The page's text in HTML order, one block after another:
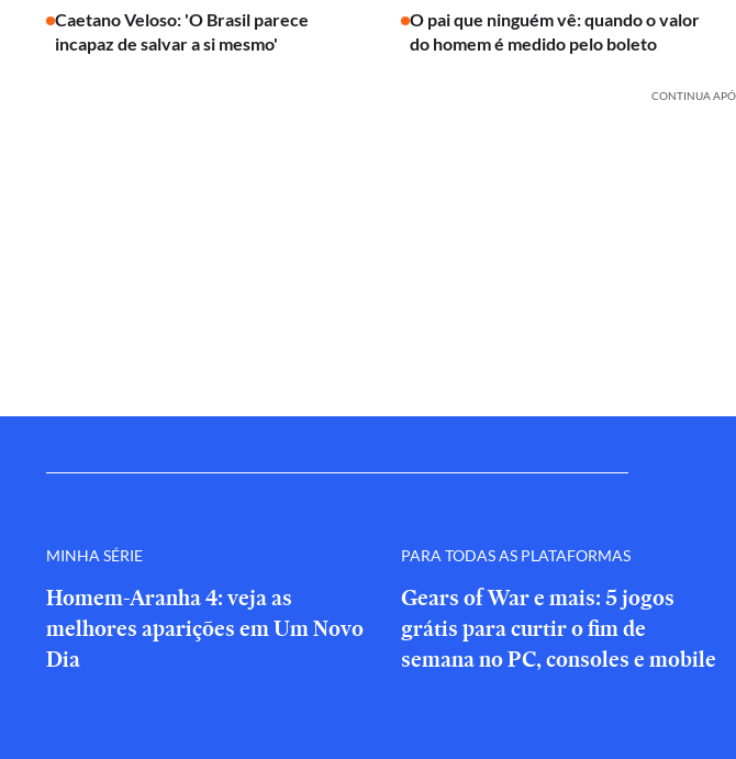
Caetano Veloso: 'O Brasil parece
incapaz de salvar a si mesmo'
O pai que ninguém vê: quando o valor
do homem é medido pelo boleto
CONTINUA
MINHA SÉRIE
Homem-Aranha 4: veja as
melhores aparições em Um Novo
Dia
PARA TODAS AS PLATAFORMAS
Gears of War e mais: 5 jogos
grátis para curtir o fim de
semana no PC, consoles e mobile